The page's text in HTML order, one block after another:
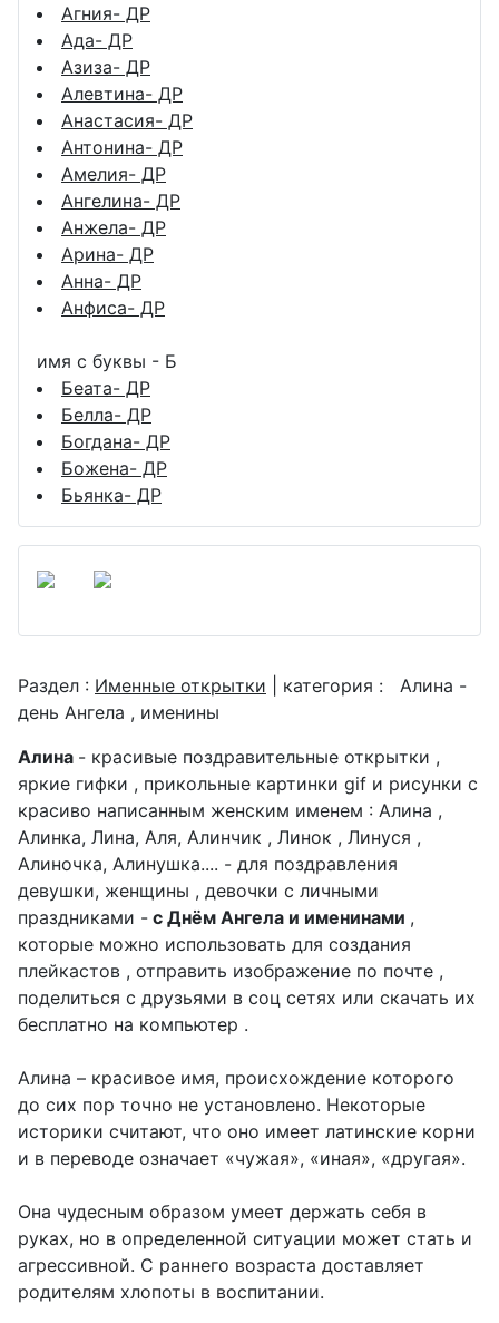
Агния- ДР
Ада- ДР
Азиза- ДР
Алевтина- ДР
Анастасия- ДР
Антонина- ДР
Амелия- ДР
Ангелина- ДР
Анжела- ДР
Арина- ДР
Анна- ДР
Анфиса- ДР
имя с буквы - Б
Беата- ДР
Белла- ДР
Богдана- ДР
Божена- ДР
Бьянка- ДР
Раздел : Именные открытки | категория : Алина -
день Ангела , именины
Алина - красивые поздравительные открытки ,
яркие гифки , прикольные картинки gif и рисунки с
красиво написанным женским именем : Алина ,
Алинка, Лина, Аля, Алинчик , Линок , Линуся ,
Алиночка, Алинушка.... - для поздравления
девушки, женщины , девочки с личными
праздниками - с Днём Ангела и именинами ,
которые можно использовать для создания
плейкастов , отправить изображение по почте ,
поделиться с друзьями в соц сетях или скачать их
бесплатно на компьютер .
Алина – красивое имя, происхождение которого
до сих пор точно не установлено. Некоторые
историки считают, что оно имеет латинские корни
и в переводе означает «чужая», «иная», «другая».
Она чудесным образом умеет держать себя в
руках, но в определенной ситуации может стать и
агрессивной. С раннего возраста доставляет
родителям хлопоты в воспитании.